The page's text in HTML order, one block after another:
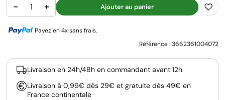
− + Ajouter au panier
Payez en 4x sans frais.
Référence :3662361004072
Livraison en 24h/48h en commandant avant 12h
Livraison à 0,99€ dès 29€ et gratuite dès 49€ en
France continentale